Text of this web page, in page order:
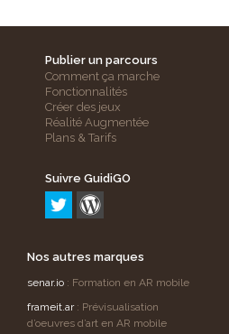
Publier un parcours
Comment ça marche
Fonctionnalités
Créer des jeux
Réalité Augmentée
Plans & Tarifs
Suivre GuidiGO
Nos autres marques
senar.io : Formation en AR mobile
frameit.ar: Prévisualisation
d’oeuvres d’art en AR mobile